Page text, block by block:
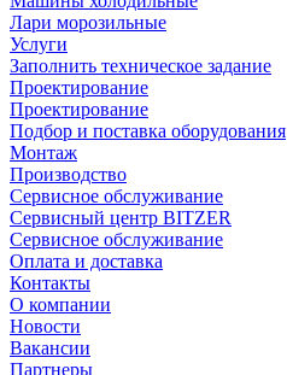
Лари морозильные
Услуги
Заполнить техническое задание
Проектирование
Проектирование
Подбор и поставка оборудования
Монтаж
Производство
Сервисное обслуживание
Сервисный центр BITZER
Сервисное обслуживание
Оплата и доставка
Контакты
О компании
Новости
Вакансии
Партнеры